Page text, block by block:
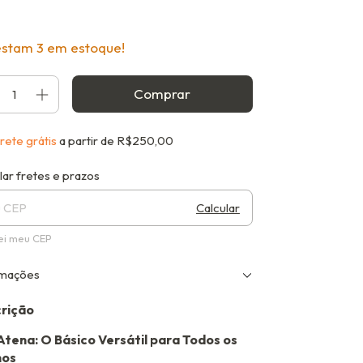
3 em estoque!
grátis a partir de R$250,00
para o CEP:
fretes e prazos
Calcular
meu CEP
O Básico Versátil para Todos os